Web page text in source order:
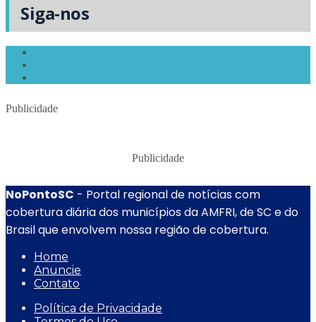
Siga-nos
Publicidade
Publicidade
NoPontoSC - Portal regional de notícias com
cobertura diária dos municípios da AMFRI, de SC e do
Brasil que envolvem nossa região de cobertura.
Home
Anuncie
Contato
Política de Privacidade